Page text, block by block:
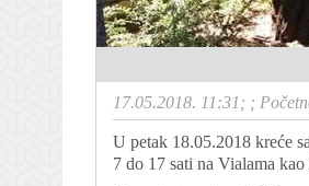
17.05.2018. 11:31; ;
U petak 18.05.2018 kreće
7 do 17 sati na Vialama